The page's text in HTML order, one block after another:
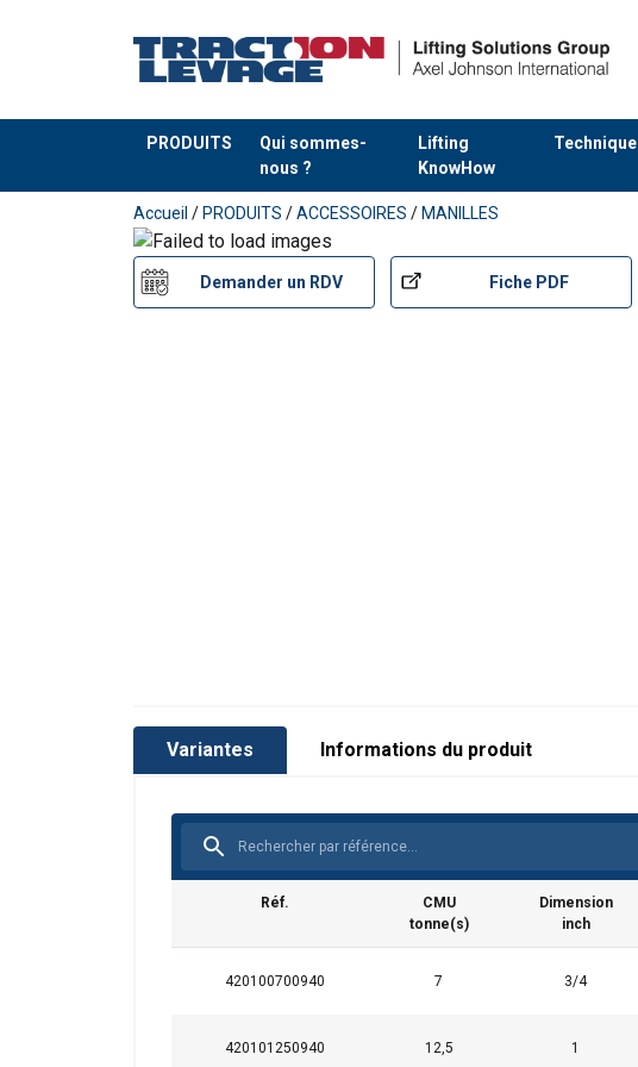
PRODUITS
Qui sommes-
nous ?
Lifting
KnowHow
Technique
Ajouté au panier
Accueil / PRODUITS /ACCESSOIRES / MANILLES
Demander un RDV Fiche PDF
Variantes Informations du produit
Réf.
CMU
tonne(s)
Dimension
inch
420100700940 7 3/4
420101250940 12,5 1
Matériau:
Marquage:
Plage de température d'utilisation:
Finition:
Coefficient de sécurité:
Grade: